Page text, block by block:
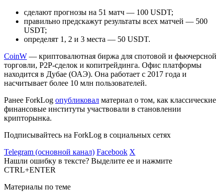
сделают прогнозы на 51 матч ― 100 USDT;
правильно предскажут результаты всех матчей ― 500
USDT;
определят 1, 2 и 3 места ― 50 USDT.
CoinW ― криптовалютная биржа для спотовой и фьючерсной
торговли, P2P-сделок и копитрейдинга. Офис платформы
находится в Дубае (ОАЭ). Она работает с 2017 года и
насчитывает более 10 млн пользователей.
Ранее ForkLog опубликовал материал о том, как классические
финансовые институты участвовали в становлении
крипторынка.
Подписывайтесь на ForkLog в социальных сетях
Telegram (основной канал) Facebook X
Нашли ошибку в тексте? Выделите ее и нажмите
CTRL+ENTER
Материалы по теме